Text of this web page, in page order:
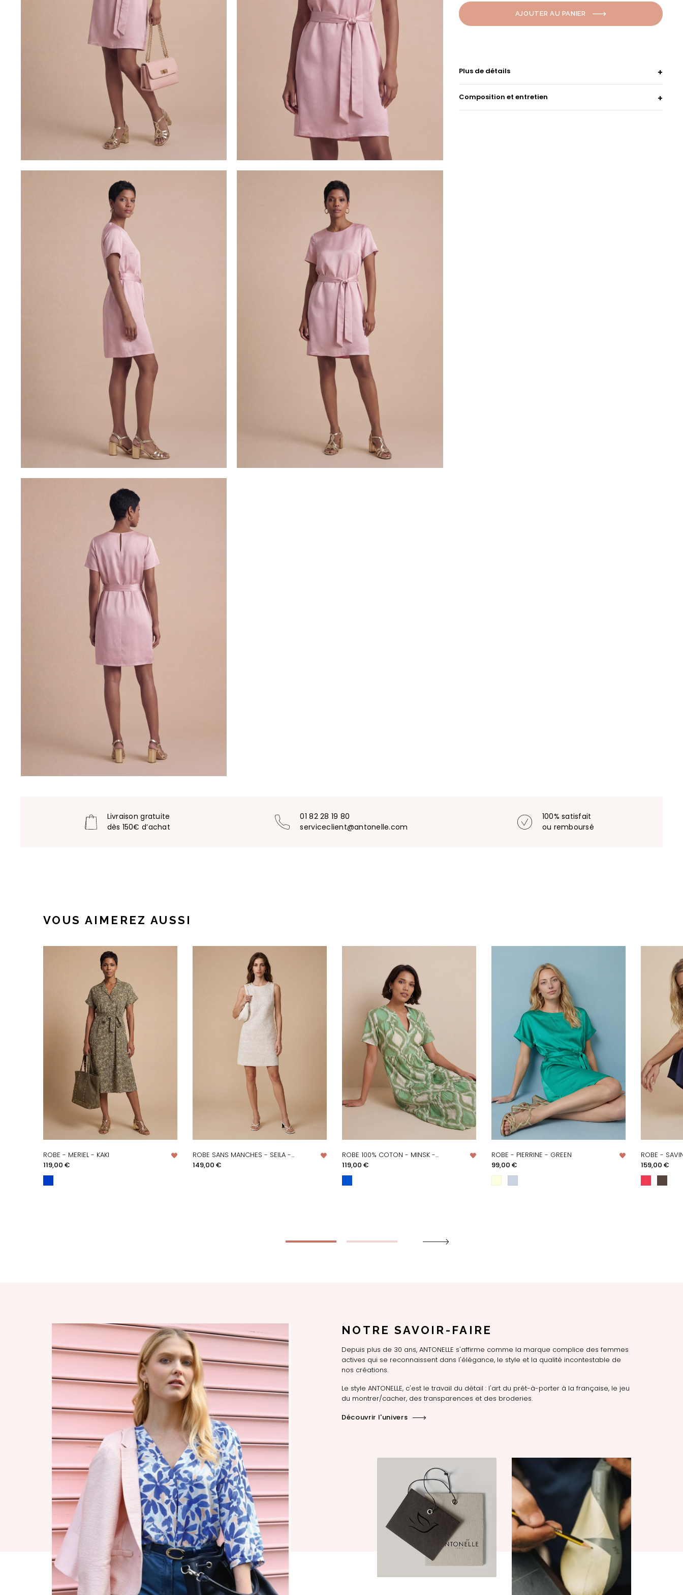
AJOUTER AU PANIER
Plus de détails
Composition et entretien
Livraison gratuite
dès 150€ d’achat
01 82 28 19 80
serviceclient@antonelle.com
100% satisfait
ou remboursé
VOUS AIMEREZ AUSSI
ROBE - MERIEL - KAKI
Prix
119,00 €
ROBE SANS MANCHES - SEILA -...
Prix
149,00 €
ROBE 100% COTON - MINSK -...
Prix
119,00 €
ROBE - PIERRINE - GREEN
Prix
99,00 €
ROBE -
Prix
159,00 €
NOTRE SAVOIR-FAIRE
Depuis plus de 30 ans, ANTONELLE s'affirme comme la marque complice des femmes
actives qui se reconnaissent dans l'élégance, le style et la qualité incontestable de
nos créations.
Le style ANTONELLE, c'est le travail du détail : l'art du prêt-à-porter à la française, le jeu
du montrer/cacher, des transparences et des broderies.
Découvrir l'univers